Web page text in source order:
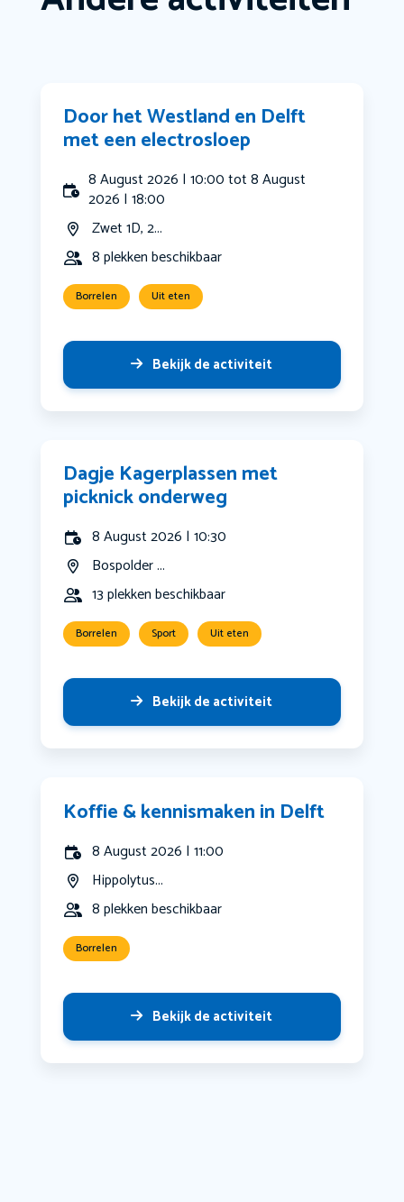
Door het Westland en Delft
met een electrosloep
8 August 2026 | 10:00 tot 8 August
2026 | 18:00
Zwet 1D, 2...
8 plekken beschikbaar
Borrelen Uit eten
Bekijk de activiteit
Dagje Kagerplassen met
picknick onderweg
8 August 2026 | 10:30
Bospolder ...
13 plekken beschikbaar
Borrelen Sport Uit eten
Bekijk de activiteit
Koffie & kennismaken in Delft
8 August 2026 | 11:00
Hippolytus...
8 plekken beschikbaar
Borrelen
Bekijk de activiteit